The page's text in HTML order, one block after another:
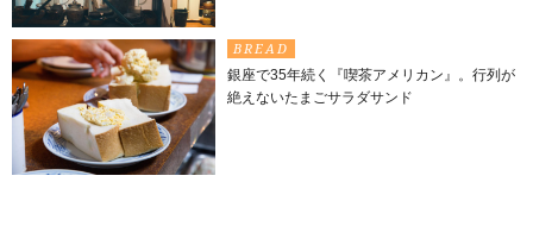
BREAD
銀座で35年続く『喫茶アメリカン』。行列が
絶えないたまごサラダサンド